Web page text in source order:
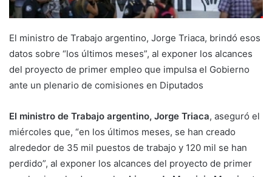
El ministro de Trabajo argentino, Jorge Triaca, brindó esos
datos sobre “los últimos meses”, al exponer los alcances
del proyecto de primer empleo que impulsa el Gobierno
ante un plenario de comisiones en Diputados
El ministro de Trabajo argentino, Jorge Triaca, aseguró el
miércoles que, “en los últimos meses, se han creado
alrededor de 35 mil puestos de trabajo y 120 mil se han
perdido”, al exponer los alcances del proyecto de primer